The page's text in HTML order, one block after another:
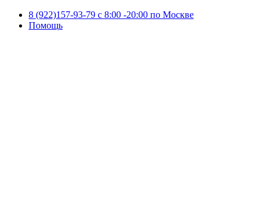
8 (922)157-93-79 c 8:00 -20:00 по Москве
Помощь